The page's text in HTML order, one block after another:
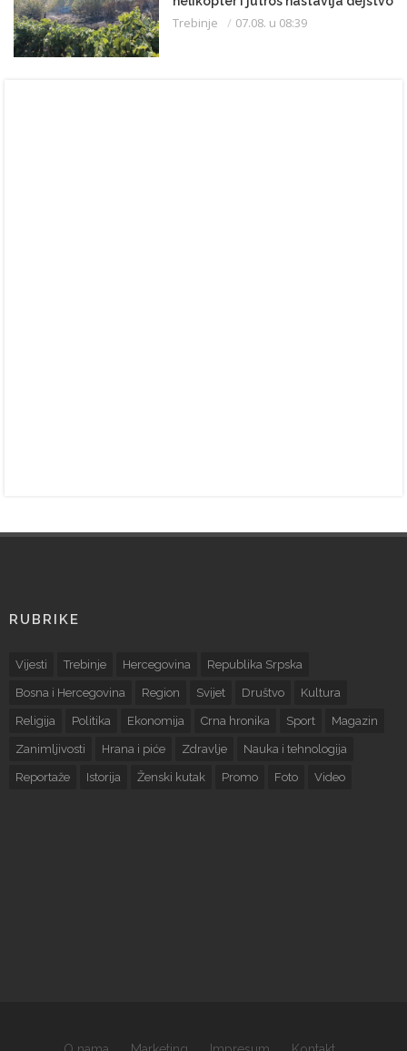
Trebinje 07.08. u 08:39
RUBRIKE
Vijesti Trebinje Hercegovina Republika Srpska
Bosna i Hercegovina Region Svijet Društvo Kultura
Religija Politika Ekonomija Crna hronika Sport Magazin
Zanimljivosti Hrana i piće Zdravlje Nauka i tehnologija
Reportaže Istorija Ženski kutak Promo Foto Video